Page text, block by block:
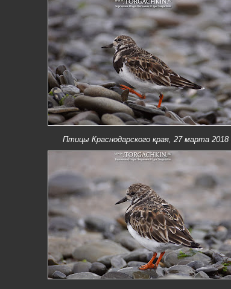
Птицы Краснодарского края, 27 марта 2018